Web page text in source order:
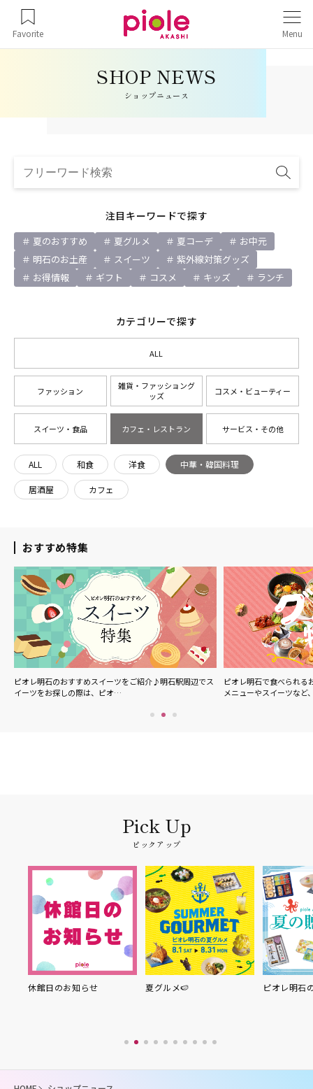
Favorite Menu
ショップニュース
注目キーワードで探す
夏のおすすめ 夏グルメ 夏コーデ
お中元
明石のお土産
スイーツ
紫外線対策グッズ
お得情報
ギフト コスメ キッズ ランチ
カテゴリーで探す
ALL
ファッション
雑貨・ファッショング
ッズ
コスメ・ビューティー
スイーツ・食品 カフェ・レストラン サービス・その他
ALL 和食 洋食 中華・韓国料理
居酒屋 カフェ
おすすめ特集
ピオレ明石のおすすめスイーツをご紹介♪明石駅周辺でス
イーツをお探しの際は、ピオ…
ピオレ明石で食べられる
メニューやスイーツなど
ピックアップ
休館日のお知らせ 夏グルメ🍉 ピオレ明石